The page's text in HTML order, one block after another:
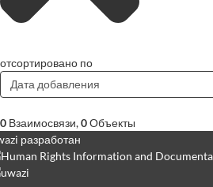
отсортировано по
Дата добавления
0 Взаимосвязи,0Объекты
разработан